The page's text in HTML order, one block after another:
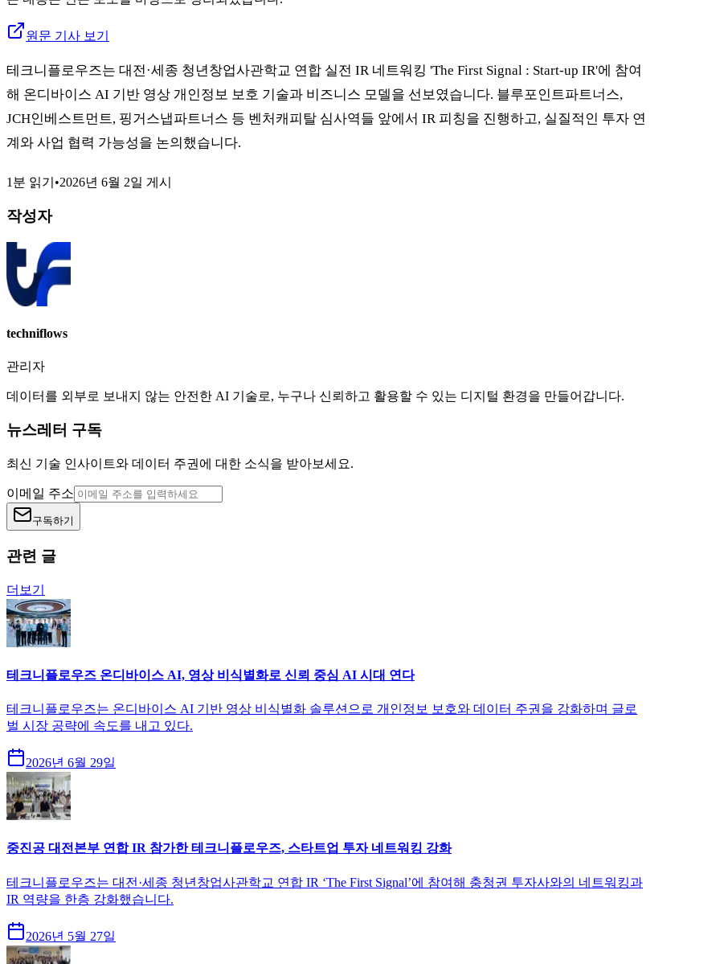
원문 기사 보기
테크니플로우즈는 대전·세종 청년창업사관학교 연합 실전 IR 네트워킹 'The First Signal : Start-up IR'에 참여
해 온디바이스 AI 기반 영상 개인정보 보호 기술과 비즈니스 모델을 선보였습니다. 블루포인트파트너스,
JCH인베스트먼트, 핑거스냅파트너스 등 벤처캐피탈 심사역들 앞에서 IR 피칭을 진행하고, 실질적인 투자 연
계와 사업 협력 가능성을 논의했습니다.
1분 읽기 •2026년 6월 2일 게시
작성자
techniflows
관리자
데이터를 외부로 보내지 않는 안전한 AI 기술로, 누구나 신뢰하고 활용할 수 있는 디지털 환경을 만들어갑니다.
뉴스레터 구독
최신 기술 인사이트와 데이터 주권에 대한 소식을 받아보세요.
이메일 주소
구독하기
관련 글
더보기
테크니플로우즈 온디바이스 AI, 영상 비식별화로 신뢰 중심 AI 시대 연다
테크니플로우즈는 온디바이스 AI 기반 영상 비식별화 솔루션으로 개인정보 보호와 데이터 주권을 강화하며 글로
벌 시장 공략에 속도를 내고 있다.
2026년 6월 29일
중진공 대전본부 연합 IR 참가한 테크니플로우즈, 스타트업 투자 네트워킹 강화
테크니플로우즈는 대전·세종 청년창업사관학교 연합 IR ‘The First Signal’에 참여해 충청권 투자사와의 네트워킹과
IR 역량을 한층 강화했습니다.
2026년 5월 27일